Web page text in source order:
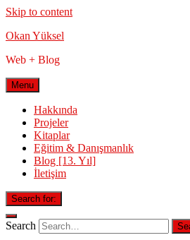
Skip to content
Okan Yüksel
Web + Blog
Menu
Hakkında
Projeler
Kitaplar
Eğitim & Danışmanlık
Blog [13. Yıl]
İletişim
Search for:
Search